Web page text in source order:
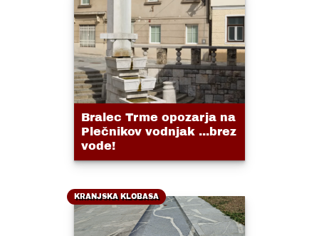
Bralec Trme opozarja na
Plečnikov vodnjak ...brez
vode!
KRANJSKA KLOBASA